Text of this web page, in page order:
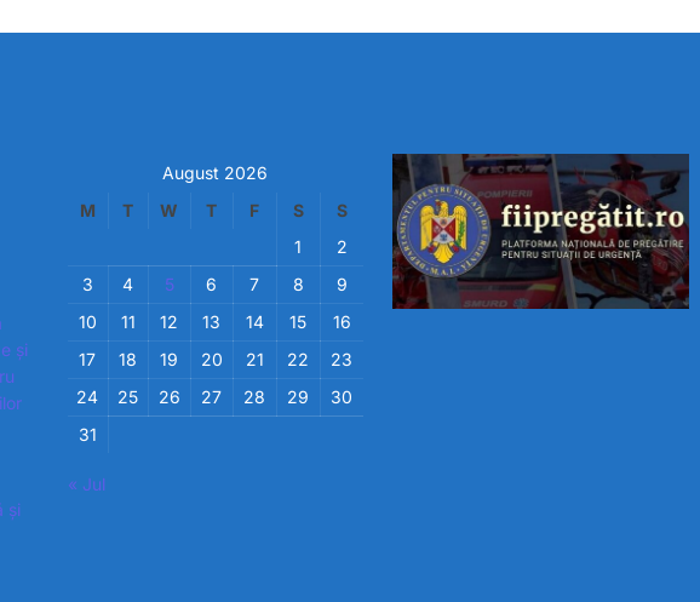
și
și
August 2026
M
T W T F S
S
1
2
3
4 5 6 7 8
9
10
11 12 13 14 15
16
17
18 19 20 21 22
23
24
25 26 27 28 29
30
31
« Jul